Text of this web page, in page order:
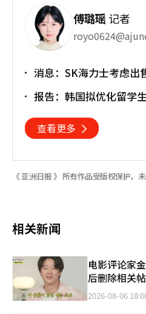
傅璐瑶 记者
消息：SK海力士考虑出
报告：韩国拟优化留学
查看更多
《 亚洲日报 》 所有作品受版权保护，
相关新闻
电影评论家
后删除相关
2026-08-06